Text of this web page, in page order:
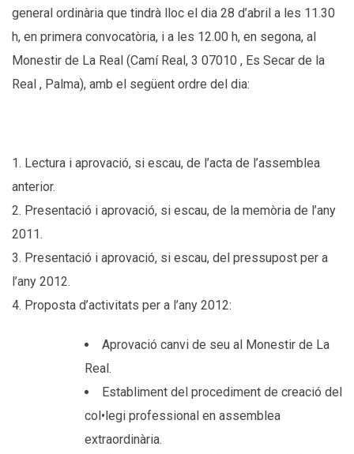
general ordinària que tindrà lloc el dia 28 d’abril a les 11.30
h, en primera convocatòria, i a les 12.00 h, en segona, al
Monestir de La Real (Camí Real, 3 07010 , Es Secar de la
Real , Palma), amb el següent ordre del dia:
1. Lectura i aprovació, si escau, de l’acta de l’assemblea
anterior.
2. Presentació i aprovació, si escau, de la memòria de l’any
2011.
3. Presentació i aprovació, si escau, del pressupost per a
l’any 2012.
4. Proposta d’activitats per a l’any 2012:
Aprovació canvi de seu al Monestir de La
Real.
Establiment del procediment de creació del
col•legi professional en assemblea
extraordinària.